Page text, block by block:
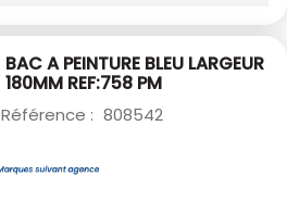
BAC A PEINTURE BLEU LARGEUR
180MM REF:758 PM
Référence : 808542